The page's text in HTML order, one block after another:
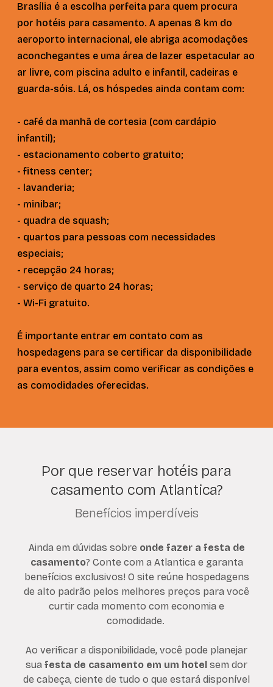
Brasília é a escolha perfeita para quem procura
por hotéis para casamento. A apenas 8 km do
aeroporto internacional, ele abriga acomodações
aconchegantes e uma área de lazer espetacular ao
ar livre, com piscina adulto e infantil, cadeiras e
guarda-sóis. Lá, os hóspedes ainda contam com:
- café da manhã de cortesia (com cardápio
infantil);
- estacionamento coberto gratuito;
- fitness center;
- lavanderia;
- minibar;
- quadra de squash;
- quartos para pessoas com necessidades
especiais;
- recepção 24 horas;
- serviço de quarto 24 horas;
- Wi-Fi gratuito.
É importante entrar em contato com as
hospedagens para se certificar da disponibilidade
para eventos, assim como verificar as condições e
as comodidades oferecidas.
Por que reservar hotéis para
casamento com Atlantica?
Benefícios imperdíveis
Ainda em dúvidas sobre onde fazer a festa de
casamento? Conte com a Atlantica e garanta
benefícios exclusivos! O site reúne hospedagens
de alto padrão pelos melhores preços para você
curtir cada momento com economia e
comodidade.
Ao verificar a disponibilidade, você pode planejar
sua festa de casamento em um hotel sem dor
de cabeça, ciente de tudo o que estará disponível